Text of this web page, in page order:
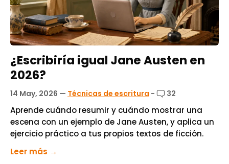
¿Escribiría igual Jane Austen en
2026?
14 May, 2026 — Técnicas de escritura - 32
Aprende cuándo resumir y cuándo mostrar una
escena con un ejemplo de Jane Austen, y aplica un
ejercicio práctico a tus propios textos de ficción.
Leer más →